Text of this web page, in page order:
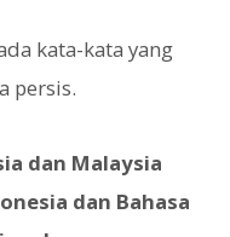
kata-kata yang
persis.
dan Malaysia
dan Bahasa